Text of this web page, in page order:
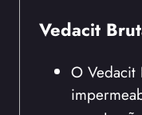
Vedacit
O Vedacit